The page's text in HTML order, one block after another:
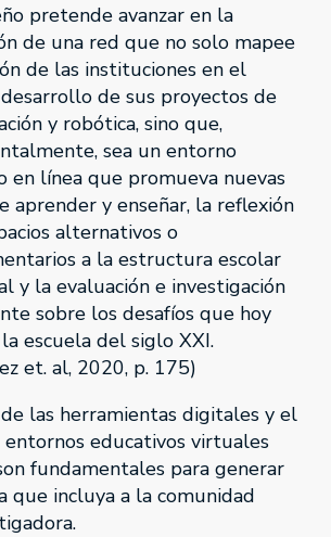
pretende avanzar en la
de una red que no solo mapee
de las instituciones en el
de sus proyectos de
y robótica, sino que,
sea un entorno
en línea que promueva nuevas
aprender y enseñar, la reflexión
alternativos o
a la estructura escolar
y la evaluación e investigación
sobre los desafíos que hoy
escuela del siglo XXI.
et. al, 2020, p. 175)
las herramientas digitales y el
entornos educativos virtuales
fundamentales para generar
que incluya a la comunidad